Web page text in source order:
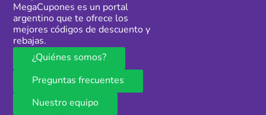
MegaCupones es un portal
argentino que te ofrece los
mejores códigos de descuento y
rebajas.
¿Quiénes somos?
Preguntas frecuentes
Nuestro equipo